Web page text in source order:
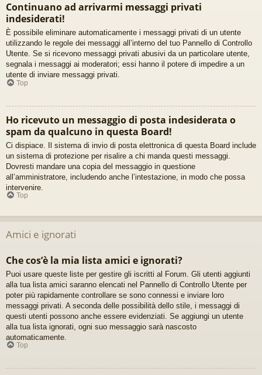
Continuano ad arrivarmi messaggi privati
indesiderati!
È possibile eliminare automaticamente i messaggi privati ​​di un utente
utilizzando le regole dei messaggi all’interno del tuo Pannello di Controllo
Utente. Se si ricevono messaggi privati ​​abusivi da un particolare utente,
segnala i messaggi ai moderatori; essi hanno il potere di impedire a un
utente di inviare messaggi privati​​.
Top
Ho ricevuto un messaggio di posta indesiderata o
spam da qualcuno in questa Board!
Ci dispiace. Il sistema di invio di posta elettronica di questa Board include
un sistema di protezione per risalire a chi manda questi messaggi.
Dovresti mandare una copia del messaggio in questione
all’amministratore, includendo anche l’intestazione, in modo che possa
intervenire.
Top
Amici e ignorati
Che cos’è la mia lista amici e ignorati?
Puoi usare queste liste per gestire gli iscritti al Forum. Gli utenti aggiunti
alla tua lista amici saranno elencati nel Pannello di Controllo Utente per
poter più rapidamente controllare se sono connessi e inviare loro
messaggi privati. A seconda delle possibilità dello stile, i messaggi di
questi utenti possono anche essere evidenziati. Se aggiungi un utente
alla tua lista ignorati, ogni suo messaggio sarà nascosto
automaticamente.
Top